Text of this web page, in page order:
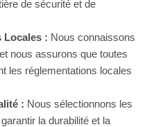
de sécurité et de
Locales : Nous connaissons
nous assurons que toutes
les réglementations locales
: Nous sélectionnons les
la durabilité et la